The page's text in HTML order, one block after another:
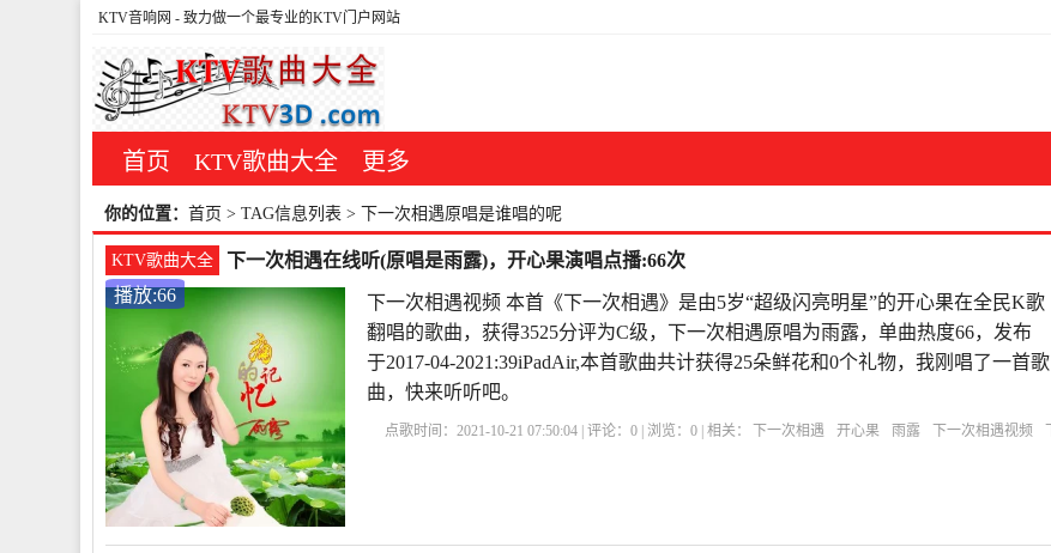
KTV音响网 - 致力做一个最专业的KTV门户网站
首页 KTV歌曲大全 更多
你的位置： 首页 > TAG信息列表 > 下一次相遇原唱是谁唱的呢
KTV歌曲大全
下一次相遇在线听(原唱是雨露)，开心果演唱点播:66次
播放:66
下一次相遇视频 本首《下一次相遇》是由5岁“超级闪亮明星”的开心果在全民K歌
翻唱的歌曲，获得3525分评为C级，下一次相遇原唱为雨露，单曲热度66，发布
于2017-04-2021:39iPadAir,本首歌曲共计获得25朵鲜花和0个礼物，我刚唱了一首歌
曲，快来听听吧。
点歌时间：2021-10-21 07:50:04 | 评论：0 | 浏览：0 | 相关： 下一次相遇 开心果 雨露 下一次相遇视频